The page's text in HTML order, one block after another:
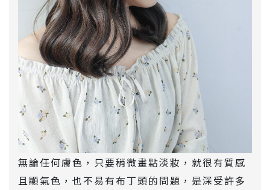
無論任何膚色，只要稍微畫點淡妝，就很有質感
且顯氣色，也不易有布丁頭的問題，是深受許多